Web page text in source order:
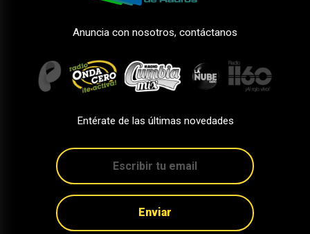
Anuncia con nosotros, contáctanos
Entérate de las últimas novedades
Enviar